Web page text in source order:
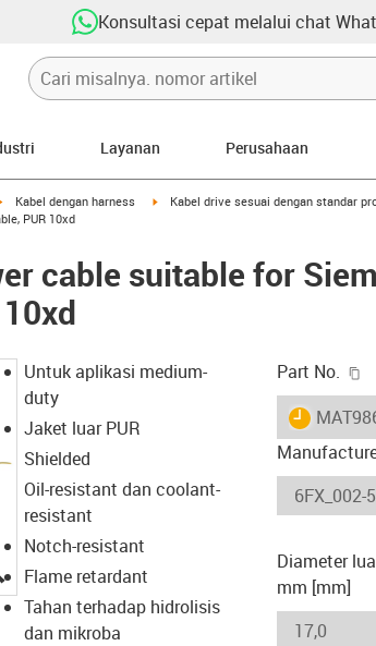
Konsultasi cepat melalui chat
Layanan Perusahaan
igus-icon-arrow-right
Kabel dengan harness igus-icon-arrow-right
Kabel drive sesuai dengan standar
PUR 10xd
cable suitable for
igus-icon-lupe
Untuk aplikasi medium-
duty
Jaket luar PUR
Shielded
Oil-resistant dan coolant-
resistant
Notch-resistant
Flame retardant
Tahan terhadap hidrolisis
dan mikroba
Part No.
igus-
Diameter
mm [mm]